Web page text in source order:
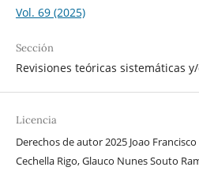
Vol. 69 (2025)
Sección
Revisiones teóricas sistemáticas
Licencia
Derechos de autor 2025 Joao
Cechella Rigo, Glauco Nunes Souto